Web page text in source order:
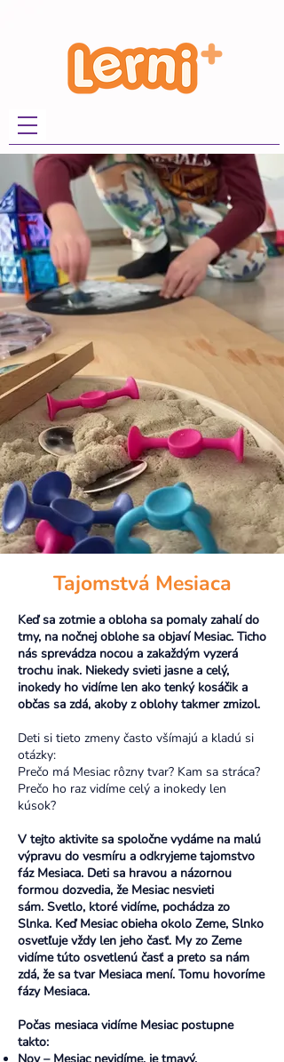
Tajomstvá Mesiaca
Keď sa zotmie a obloha sa pomaly zahalí do
tmy, na nočnej oblohe sa objaví Mesiac. Ticho
nás sprevádza nocou a zakaždým vyzerá
trochu inak. Niekedy svieti jasne a celý,
inokedy ho vidíme len ako tenký kosáčik a
občas sa zdá, akoby z oblohy takmer zmizol.
Deti si tieto zmeny často všímajú a kladú si
otázky:
Prečo má Mesiac rôzny tvar? Kam sa stráca?
Prečo ho raz vidíme celý a inokedy len
kúsok?
V tejto aktivite sa spoločne vydáme na malú
výpravu do vesmíru a odkryjeme tajomstvo
fáz Mesiaca. Deti sa hravou a názornou
formou dozvedia, že Mesiac nesvieti
sám. Svetlo, ktoré vidíme, pochádza zo
Slnka. Keď Mesiac obieha okolo Zeme, Slnko
osvetľuje vždy len jeho časť. My zo Zeme
vidíme túto osvetlenú časť a preto sa nám
zdá, že sa tvar Mesiaca mení. Tomu hovoríme
fázy Mesiaca.
Počas mesiaca vidíme Mesiac postupne
takto: